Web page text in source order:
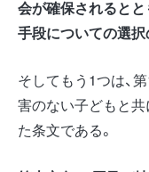
会が確保されると
手段についての選択
そしてもう1つは、
害のない子どもと
た条文である。